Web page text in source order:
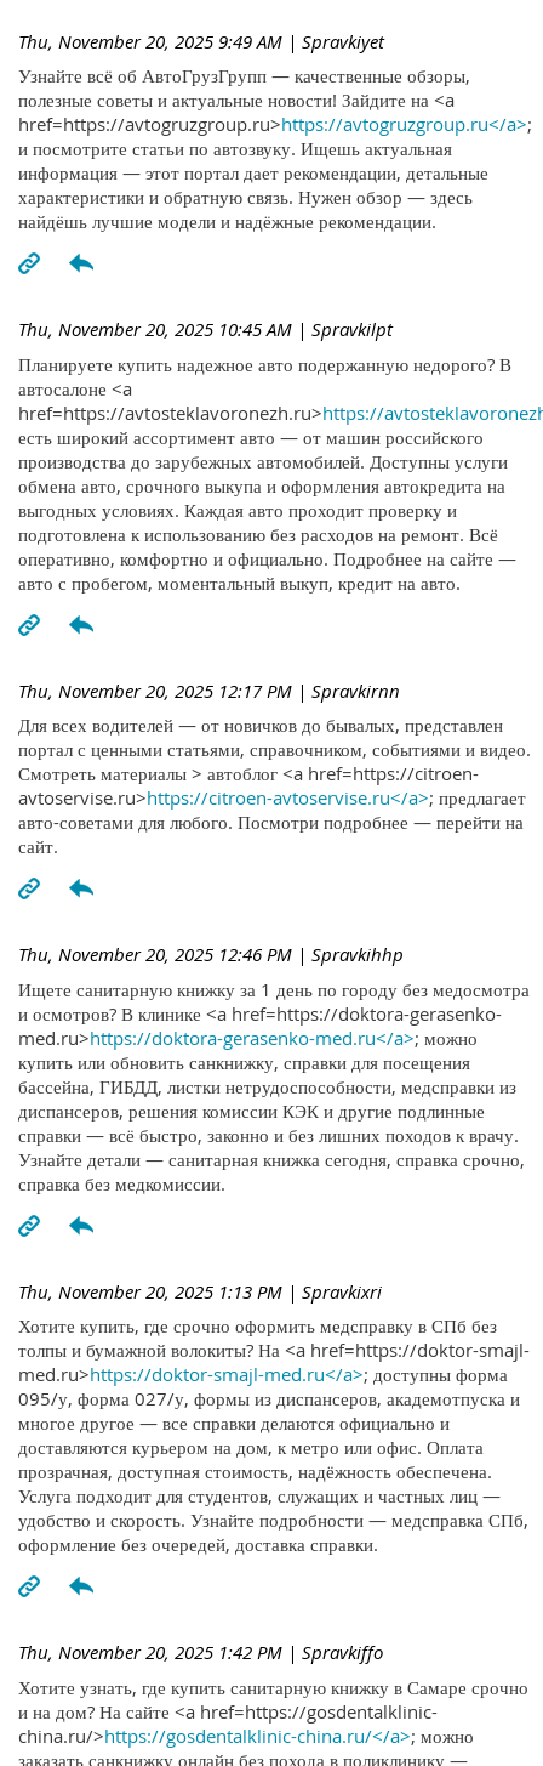
Thu, November 20, 2025 9:49 AM | Spravkiyet
Узнайте всё об АвтоГрузГрупп — качественные обзоры,
полезные советы и актуальные новости! Зайдите на <a
href=https://avtogruzgroup.ru>https://avtogruzgroup.ru</a>;
и посмотрите статьи по автозвуку. Ищешь актуальная
информация — этот портал дает рекомендации, детальные
характеристики и обратную связь. Нужен обзор — здесь
найдёшь лучшие модели и надёжные рекомендации.
Thu, November 20, 2025 10:45 AM | Spravkilpt
Планируете купить надежное авто подержанную недорого? В
автосалоне <a
href=https://avtosteklavoronezh.ru>https://
есть широкий ассортимент авто — от машин российского
производства до зарубежных автомобилей. Доступны услуги
обмена авто, срочного выкупа и оформления автокредита на
выгодных условиях. Каждая авто проходит проверку и
подготовлена к использованию без расходов на ремонт. Всё
оперативно, комфортно и официально. Подробнее на сайте —
авто с пробегом, моментальный выкуп, кредит на авто.
Thu, November 20, 2025 12:17 PM | Spravkirnn
Для всех водителей — от новичков до бывалых, представлен
портал с ценными статьями, справочником, событиями и видео.
Смотреть материалы > автоблог <a href=https://citroen-
avtoservise.ru>https://citroen-avtoservise.ru</a>; предлагает
авто-советами для любого. Посмотри подробнее — перейти на
сайт.
Thu, November 20, 2025 12:46 PM | Spravkihhp
Ищете санитарную книжку за 1 день по городу без медосмотра
и осмотров? В клинике <a href=https://doktora-gerasenko-
med.ru>https://doktora-gerasenko-med.ru</a>; можно
купить или обновить санкнижку, справки для посещения
бассейна, ГИБДД, листки нетрудоспособности, медсправки из
диспансеров, решения комиссии КЭК и другие подлинные
справки — всё быстро, законно и без лишних походов к врачу.
Узнайте детали — санитарная книжка сегодня, справка срочно,
справка без медкомиссии.
Thu, November 20, 2025 1:13 PM | Spravkixri
Хотите купить, где срочно оформить медсправку в СПб без
толпы и бумажной волокиты? На <a href=https://doktor-smajl-
med.ru>https://doktor-smajl-med.ru</a>; доступны форма
095/у, форма 027/у, формы из диспансеров, академотпуска и
многое другое — все справки делаются официально и
доставляются курьером на дом, к метро или офис. Оплата
прозрачная, доступная стоимость, надёжность обеспечена.
Услуга подходит для студентов, служащих и частных лиц —
удобство и скорость. Узнайте подробности — медсправка СПб,
оформление без очередей, доставка справки.
Thu, November 20, 2025 1:42 PM | Spravkiffo
Хотите узнать, где купить санитарную книжку в Самаре срочно
и на дом? На сайте <a href=https://gosdentalklinic-
china.ru/>https://gosdentalklinic-china.ru/</a>; можно
заказать санкнижку онлайн без похода в поликлинику —